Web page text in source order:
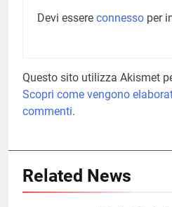
Devi essere connesso per
Questo sito utilizza Akismet
Scopri come vengono
commenti.
Related News